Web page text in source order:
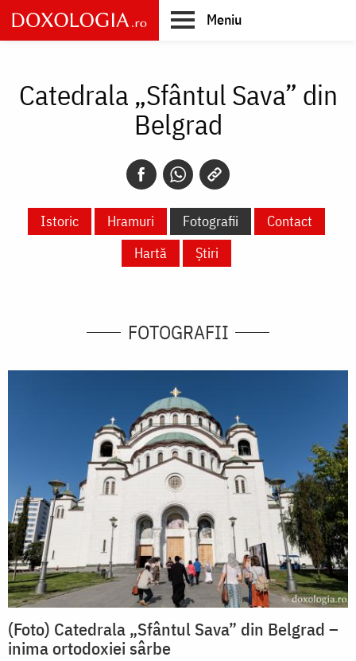
Skip
to
main
Meniu
Catedrala „Sfântul Sava” din
Belgrad
Istoric Hramuri Fotografii
Contact
Hartă
Știri
FOTOGRAFII
(Foto) Catedrala „Sfântul Sava” din Belgrad –
inima ortodoxiei sârbe